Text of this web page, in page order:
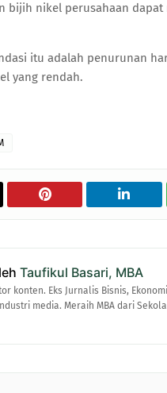
bijih nikel perusahaan
itu adalah penurunan
yang rendah.
Taufikul Basari, MBA
konten. Eks Jurnalis Bisnis,
media. Meraih MBA dari